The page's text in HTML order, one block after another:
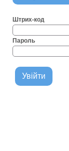
Штрих-код
Пароль